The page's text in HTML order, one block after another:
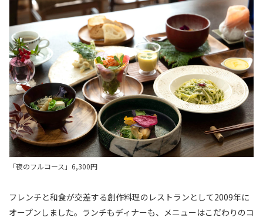
「夜のフルコース」6,300円
フレンチと和食が交差する創作料理のレストランとして2009年に
オープンしました。ランチもディナーも、メニューはこだわりのコ